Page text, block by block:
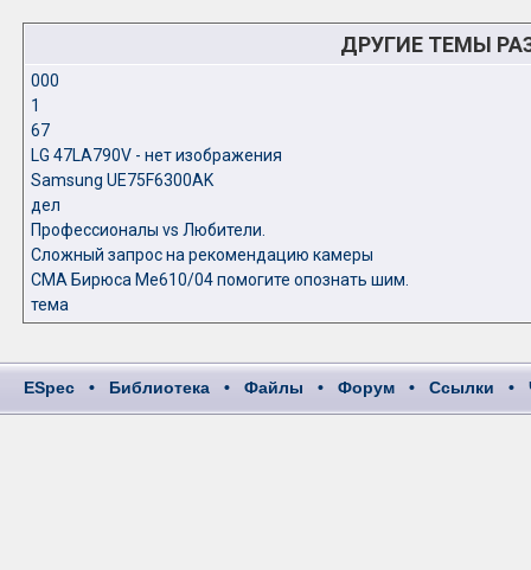
ДРУГИЕ ТЕМЫ
000
1
67
LG 47LA790V - нет изображения
Samsung UE75F6300AK
дел
Профессионалы vs Любители.
Сложный запрос на рекомендацию камеры
СМА Бирюса Ме610/04 помогите опознать шим.
тема
ESpec • Библиотека • Файлы • Форум • Ссылки •